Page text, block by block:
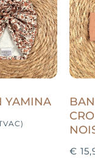
YAMINA
€